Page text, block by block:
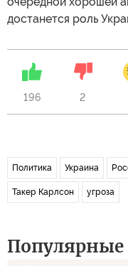
достанется роль
196 2
Политика Украина
Такер Карлсон угроза